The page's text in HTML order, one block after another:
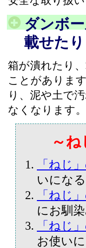
ダンボ
載せた
箱が潰れたり
ことがありま
り、泥や土で
なくなります。
～
「ねじ
いにな
「ねじ
にお馴
「ねじ
お使い